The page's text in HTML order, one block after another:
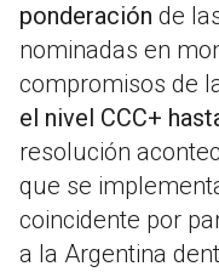
ponderación de
nominadas en
compromisos de
el nivel CCC+
resolución
que se
coincidente por
a la Argentina